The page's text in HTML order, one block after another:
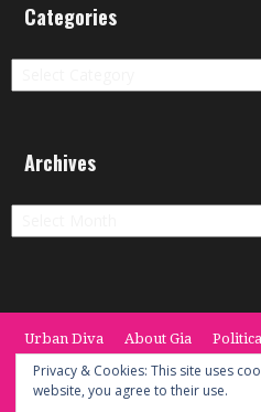
Categories
Categories
Archives
Archives
Urban Diva About Gia
Termeni si Conditii / Terms
© 2014 -2020 the Urban Diva.
Privacy & Cookies: This site uses
website, you agree to their use.